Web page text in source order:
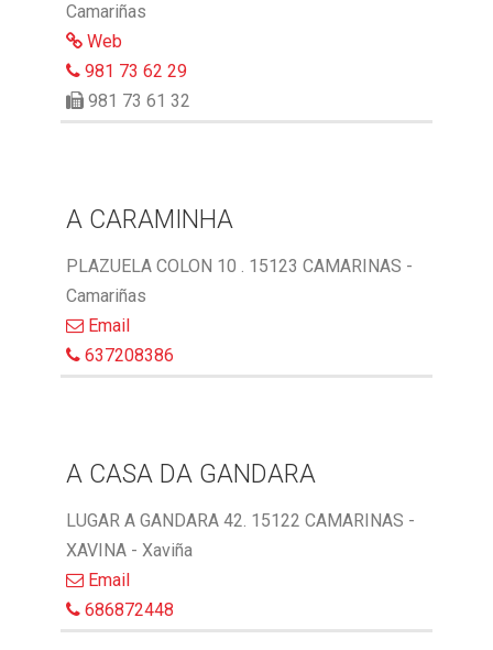
Camariñas
Web
981 73 62 29
981 73 61 32
A CARAMINHA
PLAZUELA COLON 10 . 15123 CAMARINAS -
Camariñas
Email
637208386
A CASA DA GANDARA
LUGAR A GANDARA 42. 15122 CAMARINAS -
XAVINA - Xaviña
Email
686872448